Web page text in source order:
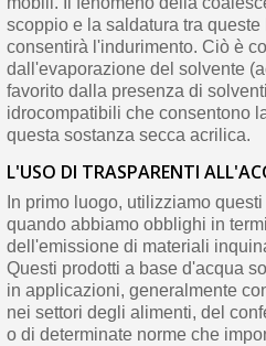
scoppio e la saldatura tra queste
consentirà l'indurimento. Ciò è
dall'evaporazione del solvente
favorito dalla presenza di solventi
idrocompatibili che consentono
questa sostanza secca acrilica.
L'USO DI TRASPARENTI
In primo luogo, utilizziamo
quando abbiamo obblighi in
dell'emissione di materiali
Questi prodotti a base d'acqua
in applicazioni, generalmente
nei settori degli alimenti, del
o di determinate norme che